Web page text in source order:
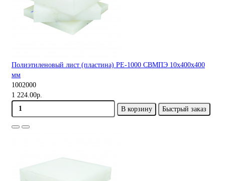
Полиэтиленовый лист (пластина) PE-1000 СВМПЭ 10х400х400
мм
1002000
1 224.00р.
В корзину
Быстрый заказ